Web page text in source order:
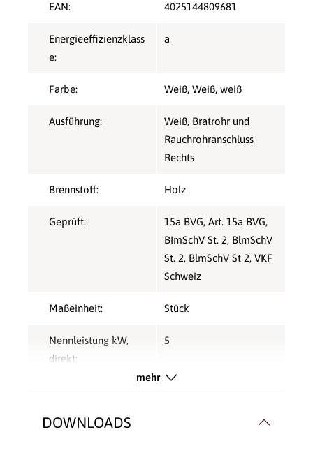
EAN: 4025144809681
Energieeffizienzklass
e:
a
Farbe: Weiß, Weiß, weiß
Ausführung:
Weiß, Bratrohr und
Rauchrohranschluss
Rechts
Brennstoff: Holz
Geprüft: 15a BVG, Art. 15a BVG,
BImSchV St. 2, BlmSchV
St. 2, BlmSchV St 2, VKF
Schweiz
Maßeinheit: Stück
Nennleistung kW,
direkt:
5
Verkleidungsmaterial:
mehr
DOWNLOADS